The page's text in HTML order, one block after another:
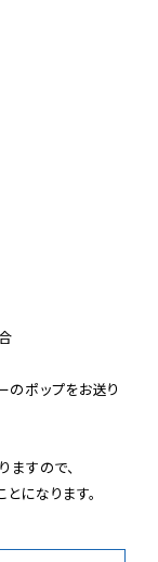
のポップをお送り
ますので、
になります。